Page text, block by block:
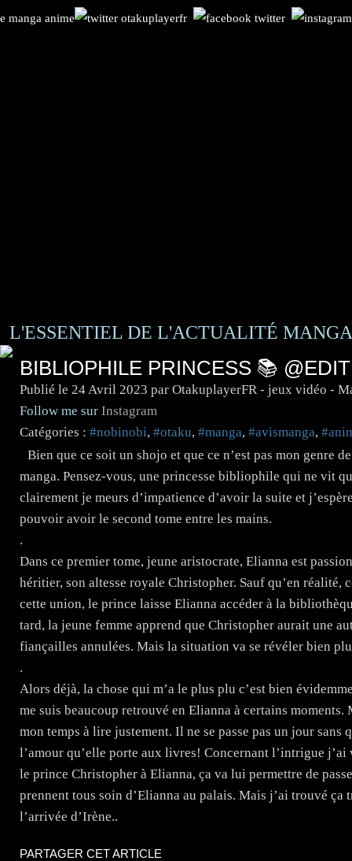
L'ESSENTIEL DE L'ACTUALITÉ
BIBLIOPHILE PRINCESS 📚
Publié le 24 Avril 2023 par OtakuplayerFR - jeux vidéo -
Follow me sur Instagram
Catégories : #nobinobi, #otaku, #manga, #avismanga,
Bien que ce soit un shojo et que ce n’est pas mon genre
manga. Pensez-vous, une princesse bibliophile qui ne vit
clairement je meurs d’impatience d’avoir la suite et
pouvoir avoir le second tome entre les mains.
.
Dans ce premier tome, jeune aristocrate, Elianna est
héritier, son altesse royale Christopher. Sauf qu’en réalité,
cette union, le prince laisse Elianna accéder à la
tard, la jeune femme apprend que Christopher aurait une
fiançailles annulées. Mais la situation va se révéler bien
.
Alors déjà, la chose qui m’a le plus plu c’est bien
me suis beaucoup retrouvé en Elianna à certains
mon temps à lire justement. Il ne se passe pas un jour
l’amour qu’elle porte aux livres! Concernant l’intrigue
le prince Christopher à Elianna, ça va lui permettre de
prennent tous soin d’Elianna au palais. Mais j’ai trouvé ça
l’arrivée d’Irène..
PARTAGER CET ARTICLE